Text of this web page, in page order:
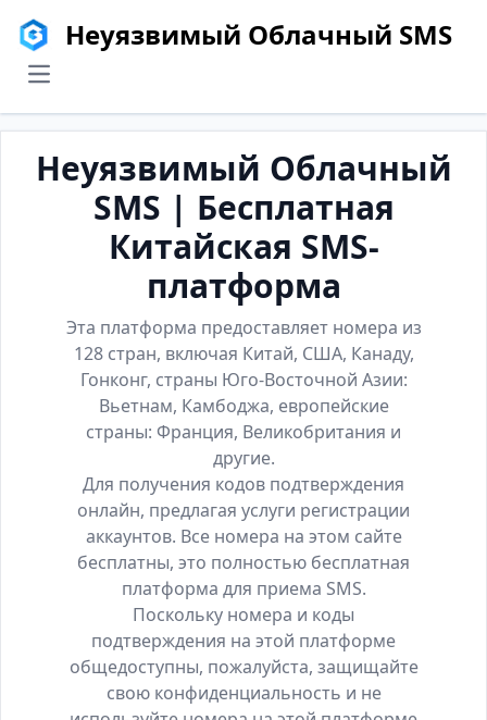
Неуязвимый Облачный SMS
menu
Неуязвимый Облачный
SMS | Бесплатная
Китайская SMS-
платформа
Эта платформа предоставляет номера из
128 стран, включая Китай, США, Канаду,
Гонконг, страны Юго-Восточной Азии:
Вьетнам, Камбоджа, европейские
страны: Франция, Великобритания и
другие.
Для получения кодов подтверждения
онлайн, предлагая услуги регистрации
аккаунтов. Все номера на этом сайте
бесплатны, это полностью бесплатная
платформа для приема SMS.
Поскольку номера и коды
подтверждения на этой платформе
общедоступны, пожалуйста, защищайте
свою конфиденциальность и не